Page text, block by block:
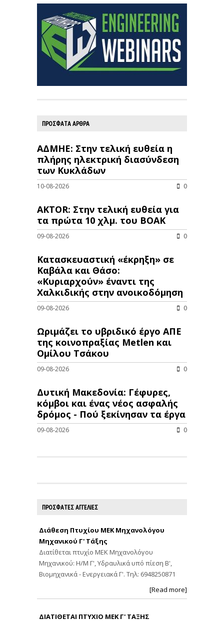
ΠΡΟΣΦΑΤΑ ΑΡΘΡΑ
ΑΔΜΗΕ: Στην τελική ευθεία η
πλήρης ηλεκτρική διασύνδεση
των Κυκλάδων
10-08-2026 0
AKTOR: Στην τελική ευθεία για
τα πρώτα 10 χλμ. του ΒΟΑΚ
09-08-2026 0
Κατασκευαστική «έκρηξη» σε
Καβάλα και Θάσο:
«Κυριαρχούν» έναντι της
Χαλκιδικής στην ανοικοδόμηση
09-08-2026 0
Ωριμάζει το υβριδικό έργο ΑΠΕ
της κοινοπραξίας Metlen και
Ομίλου Τσάκου
09-08-2026 0
Δυτική Μακεδονία: Γέφυρες,
κόμβοι και ένας νέος ασφαλής
δρόμος - Πού ξεκίνησαν τα έργα
09-08-2026 0
ΠΡΟΣΦΑΤΕΣ ΑΓΓΕΛΙΕΣ
Διάθεση Πτυχίου ΜΕΚ Μηχανολόγου
Μηχανικού Γ' Τάξης
Διατίθεται πτυχίο ΜΕΚ Μηχανολόγου
Μηχανικού: Η/Μ Γ', Υδραυλικά υπό πίεση Β',
Βιομηχανικά - Ενεργειακά Γ'. Τηλ: 6948250871
[Read more]
ΔΙΑΤΙΘΕΤΑΙ ΠΤΥΧΙΟ ΜΕΚ Γ' ΤΑΞΗΣ